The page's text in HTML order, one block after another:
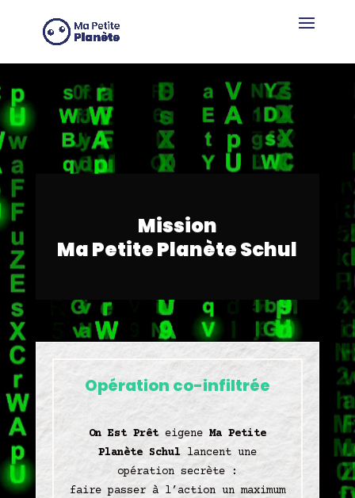
Player
Player
Mission
Ma Petite Planète Schul
Opération co-infiltrée
On Est Prêteigene Ma Petite
Planète Schullancent une
opération secrète :
faire passer à l’action un maximum